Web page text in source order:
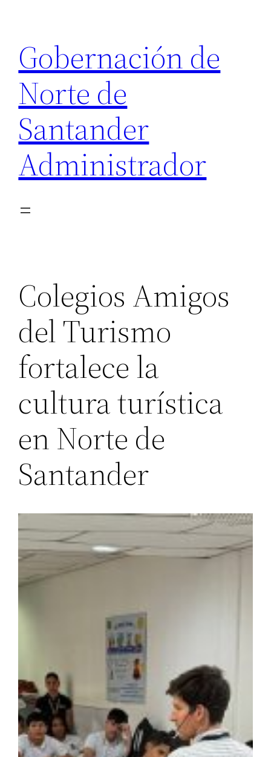
contenido
Gobernación de
Norte de
Santander
Administrador
Colegios Amigos
del Turismo
fortalece la
cultura turística
en Norte de
Santander